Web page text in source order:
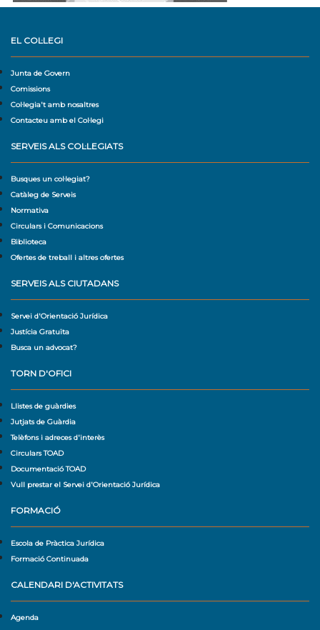
EL COL·LEGI
Junta de Govern
Comissions
Col·legia't amb nosaltres
Contacteu amb el Col·legi
SERVEIS ALS COL·LEGIATS
Busques un col·legiat?
Catàleg de Serveis
Normativa
Circulars i Comunicacions
Biblioteca
Ofertes de treball i altres ofertes
SERVEIS ALS CIUTADANS
Servei d'Orientació Jurídica
Justícia Gratuïta
Busca un advocat?
TORN D'OFICI
Llistes de guàrdies
Jutjats de Guàrdia
Telèfons i adreces d'interès
Circulars TOAD
Documentació TOAD
Vull prestar el Servei d'Orientació Jurídica
FORMACIÓ
Escola de Pràctica Jurídica
Formació Continuada
CALENDARI D'ACTIVITATS
Agenda